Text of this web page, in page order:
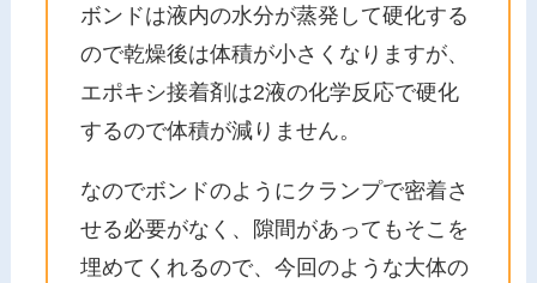
ボンドは液内の水分が蒸発して硬化する
ので乾燥後は体積が小さくなりますが、
エポキシ接着剤は2液の化学反応で硬化
するので体積が減りません。
なのでボンドのようにクランプで密着さ
せる必要がなく、隙間があってもそこを
埋めてくれるので、今回のような大体の